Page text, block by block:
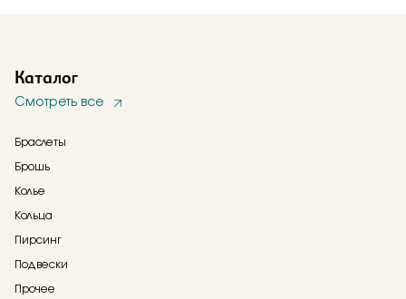
Каталог
Смотреть все
Браслеты
Брошь
Колье
Кольца
Пирсинг
Подвески
Прочее